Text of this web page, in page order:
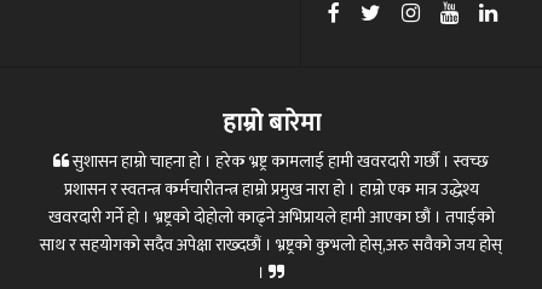
हाम्रो बारेमा
सुशासन हाम्रो चाहना हो । हरेक भ्रष्ट्र कामलाई हामी खवरदारी गर्छौ । स्वच्छ
प्रशासन र स्वतन्त्र कर्मचारीतन्त्र हाम्रो प्रमुख नारा हो । हाम्रो एक मात्र उद्धेश्य
खवरदारी गर्ने हो । भ्रष्ट्रको दोहोलो काढ्ने अभिप्रायले हामी आएका छौं । तपाईको
साथ र सहयोगको सदैव अपेक्षा राख्दछौं । भ्रष्ट्रको कुभलो होस्,अरु सवैको जय होस्
।